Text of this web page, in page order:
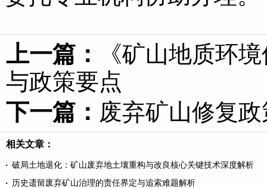
上一篇：
《矿山地质环
与政策要点
下一篇： 废弃矿山修复
相关文章：
破局土地退化：矿山废弃地土壤重构与改良核心关键技术深度解析
历史遗留废弃矿山治理的责任界定与追索难题解析